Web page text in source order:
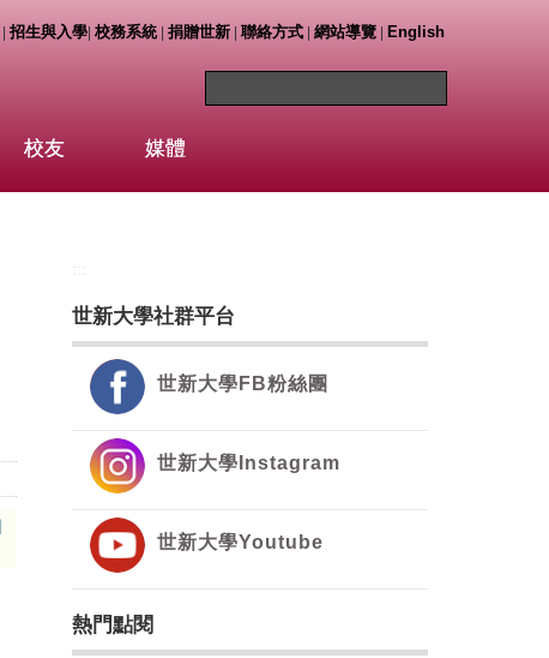
招生與入學| 校務系統| 捐贈世新| 聯絡方式| 網站導覽| English
校友 媒體
世新大學社群平台
世新大學FB粉絲團
世新大學Instagram
世新大學Youtube
熱門點閱